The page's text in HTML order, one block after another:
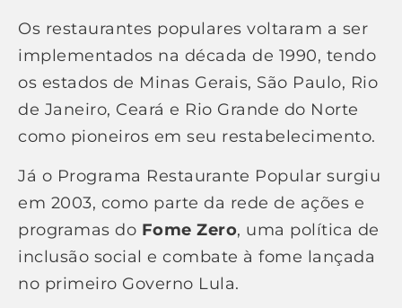
Os restaurantes populares voltaram a ser
implementados na década de 1990, tendo
os estados de Minas Gerais, São Paulo, Rio
de Janeiro, Ceará e Rio Grande do Norte
como pioneiros em seu restabelecimento.
Já o Programa Restaurante Popular surgiu
em 2003, como parte da rede de ações e
programas do Fome Zero, uma política de
inclusão social e combate à fome lançada
no primeiro Governo Lula.